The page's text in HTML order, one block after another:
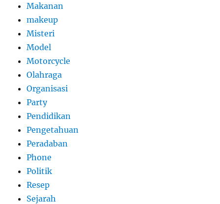
Makanan
makeup
Misteri
Model
Motorcycle
Olahraga
Organisasi
Party
Pendidikan
Pengetahuan
Peradaban
Phone
Politik
Resep
Sejarah